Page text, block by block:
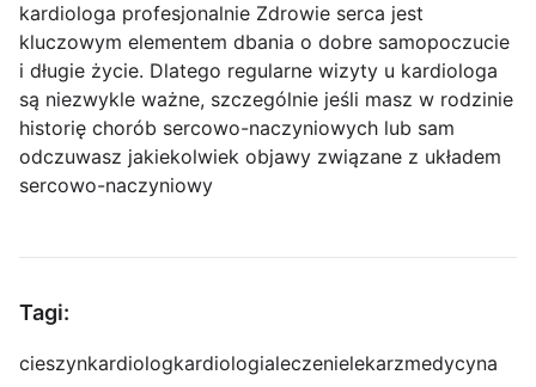
kardiologa profesjonalnie Zdrowie serca jest
kluczowym elementem dbania o dobre samopoczucie
i długie życie. Dlatego regularne wizyty u kardiologa
są niezwykle ważne, szczególnie jeśli masz w rodzinie
historię chorób sercowo-naczyniowych lub sam
odczuwasz jakiekolwiek objawy związane z układem
sercowo-naczyniowy
Tagi:
cieszynkardiologkardiologialeczenielekarzmedycyna